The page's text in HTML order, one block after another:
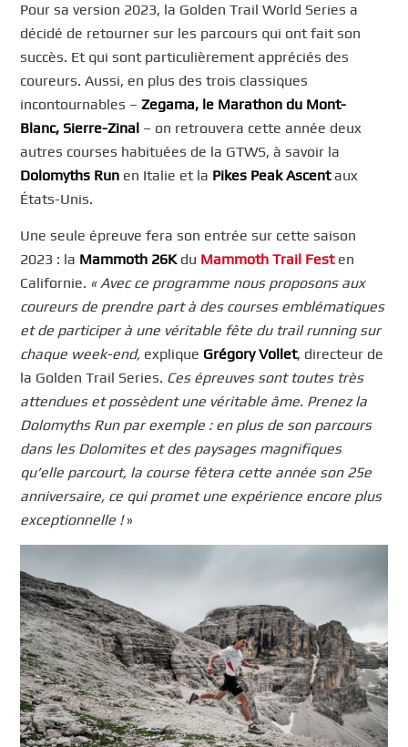
Pour sa version 2023, la Golden Trail World Series a
décidé de retourner sur les parcours qui ont fait son
succès. Et qui sont particulièrement appréciés des
coureurs. Aussi, en plus des trois classiques
incontournables –Zegama, le Marathon du Mont-
Blanc, Sierre-Zinal – on retrouvera cette année deux
autres courses habituées de la GTWS, à savoir la
Dolomyths Run en Italie et la Pikes Peak Ascentaux
États-Unis.
Une seule épreuve fera son entrée sur cette saison
2023 : la Mammoth 26Kdu Mammoth Trail Festen
Californie. « Avec ce programme nous proposons aux
coureurs de prendre part à des courses emblématiques
et de participer à une véritable fête du trail running sur
chaque week-end, explique Grégory Vollet, directeur de
la Golden Trail Series. Ces épreuves sont toutes très
attendues et possèdent une véritable âme. Prenez la
Dolomyths Run par exemple : en plus de son parcours
dans les Dolomites et des paysages magnifiques
qu’elle parcourt, la course fêtera cette année son 25e
anniversaire, ce qui promet une expérience encore plus
exceptionnelle !»